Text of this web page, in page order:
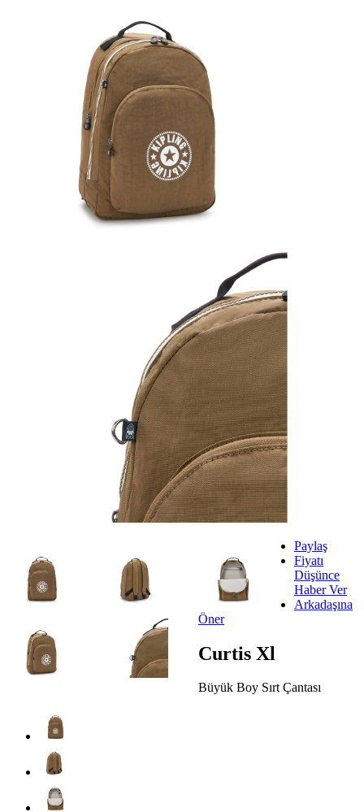
Paylaş
Fiyatı
Düşünce
Haber Ver
Arkadaşına
Öner
Curtis Xl
Büyük Boy Sırt Çantası